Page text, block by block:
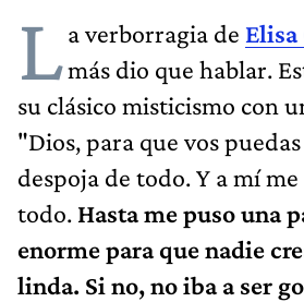
La verborragia de
más dio que hablar.
su clásico misticismo con
"Dios, para que vos
despoja de todo. Y a mí
todo. Hasta me puso una
enorme para que nadie
linda. Si no, no iba a ser